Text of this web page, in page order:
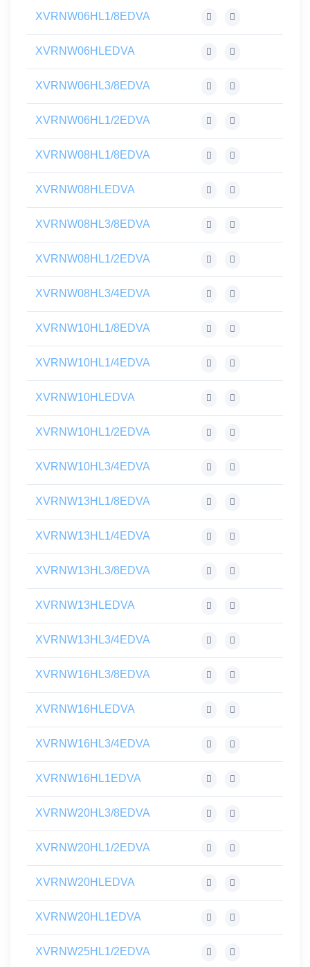
XVRNW06HL1/8EDVA
XVRNW06HLEDVA
XVRNW06HL3/8EDVA
XVRNW06HL1/2EDVA
XVRNW08HL1/8EDVA
XVRNW08HLEDVA
XVRNW08HL3/8EDVA
XVRNW08HL1/2EDVA
XVRNW08HL3/4EDVA
XVRNW10HL1/8EDVA
XVRNW10HL1/4EDVA
XVRNW10HLEDVA
XVRNW10HL1/2EDVA
XVRNW10HL3/4EDVA
XVRNW13HL1/8EDVA
XVRNW13HL1/4EDVA
XVRNW13HL3/8EDVA
XVRNW13HLEDVA
XVRNW13HL3/4EDVA
XVRNW16HL3/8EDVA
XVRNW16HLEDVA
XVRNW16HL3/4EDVA
XVRNW16HL1EDVA
XVRNW20HL3/8EDVA
XVRNW20HL1/2EDVA
XVRNW20HLEDVA
XVRNW20HL1EDVA
XVRNW25HL1/2EDVA